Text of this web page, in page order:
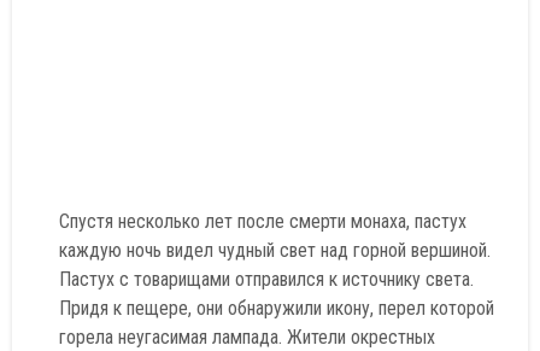
Спустя несколько лет после смерти монаха, пастух
каждую ночь видел чудный свет над горной вершиной.
Пастух с товарищами отправился к источнику света.
Придя к пещере, они обнаружили икону, перел которой
горела неугасимая лампада. Жители окрестных